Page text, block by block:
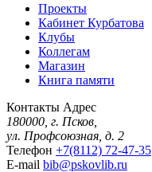
Проекты
Кабинет Курбатова
Клубы
Коллегам
Магазин
Книга памяти
Контакты Адрес
180000, г. Псков,
ул. Профсоюзная, д. 2
Телефон +7(8112) 72-47-35
E-mail bib@pskovlib.ru